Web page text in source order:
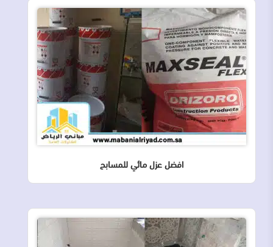
افضل عزل مائي للمسابح